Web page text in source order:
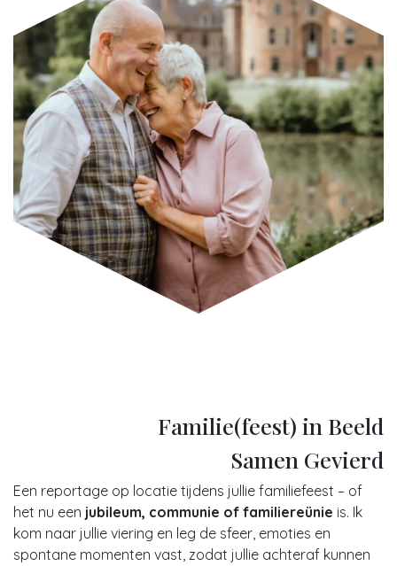
Familie(feest) in Beeld
Samen Gevierd
Een reportage op locatie tijdens jullie familiefeest – of
het nu een jubileum, communie of familiereünie is. Ik
kom naar jullie viering en leg de sfeer, emoties en
spontane momenten vast, zodat jullie achteraf kunnen